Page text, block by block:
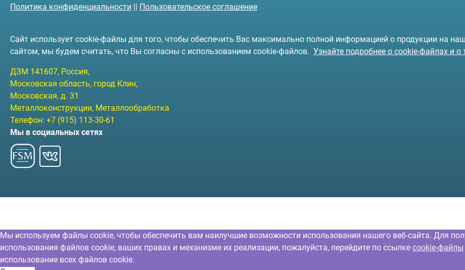
Политика конфиденциальности || Пользовательское соглашение
Сайт использует cookie-файлы для того, чтобы обеспечить Вас максимально полной информацией о продукции на
сайтом, мы будем считать, что Вы согласны с использованием cookie-файлов. Узнайте подробнее о cookie-файлах и
ДЗМ 141607, Россия,
Московская область, город Клин,
Московская, д. 31
Металлоконструкции, Металлообработка
Телефон: +7 (915) 113-30-61
Мы в социальных сетях
Мы используем файлы cookie, чтобы обеспечить вам наилучшие возможности использования нашего веб-сайта. Для
использования файлов cookie, ваших правах и механизме их реализации, пожалуйста, перейдите по ссылке cookie-файлы
использование всех файлов cookie.